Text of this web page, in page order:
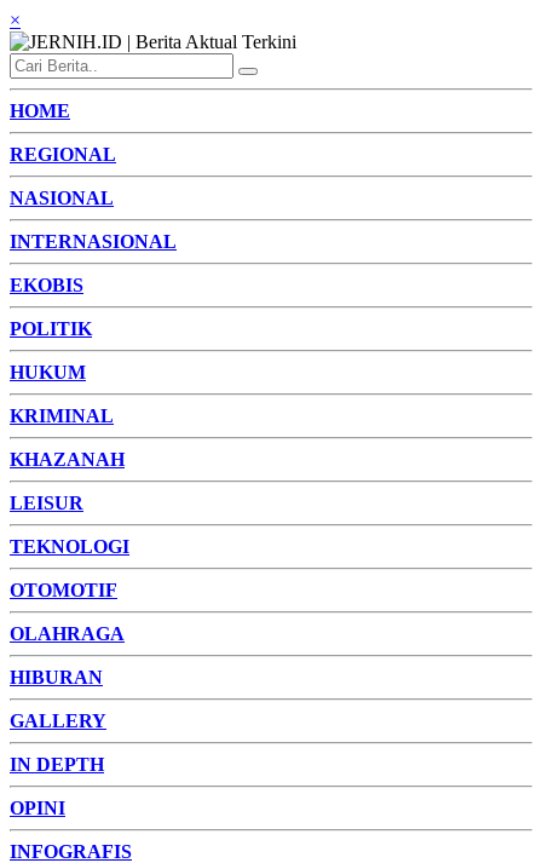
×
HOME
REGIONAL
NASIONAL
INTERNASIONAL
EKOBIS
POLITIK
HUKUM
KRIMINAL
KHAZANAH
LEISUR
TEKNOLOGI
OTOMOTIF
OLAHRAGA
HIBURAN
GALLERY
IN DEPTH
OPINI
INFOGRAFIS